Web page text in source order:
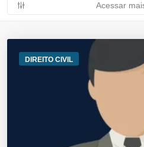
Acessar
DIREITO CIVIL